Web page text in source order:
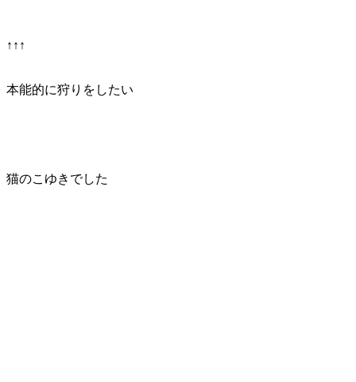
↑↑↑
本能的に狩りをしたい
猫のこゆきでした